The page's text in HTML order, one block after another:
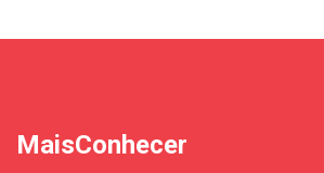
MaisConhecer